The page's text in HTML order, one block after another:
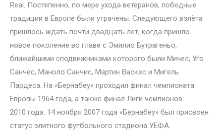
Real. Постепенно, по мере ухода ветеранов, победные
традиции в Европе были утрачены. Следующего взлёта
пришлось ждать почти двадцать лет, когда пришло
новое поколение во главе с Эмилио Бутрагеньо,
ближайшими сподвижниками которого были Мичел, Уго
Санчес, Маноло Санчис, Мартин Васкес и Мигель
Пардеса. На «Бернабеу» проходил финал чемпионата
Европы 1964 года, а также финал Лиги чемпионов
2010 года. 14 ноября 2007 года «Бернабеу» был присвоен
статус элитного футбольного стадиона УЕФА.